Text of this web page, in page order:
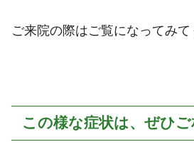
ご来院の際はご覧になってみて
この様な症状は、ぜひ